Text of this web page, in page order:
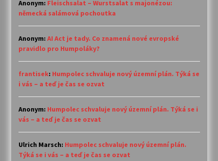
Anonym: Fleischsalat – Wurstsalat s majonézou:
německá salámová pochoutka
Anonym: AI Act je tady. Co znamená nové evropské
pravidlo pro Humpoláky?
frantisek: Humpolec schvaluje nový územní plán. Týká se
i vás – a teď je čas se ozvat
Anonym: Humpolec schvaluje nový územní plán. Týká se i
vás – a teď je čas se ozvat
Ulrich Marsch: Humpolec schvaluje nový územní plán.
Týká se i vás – a teď je čas se ozvat